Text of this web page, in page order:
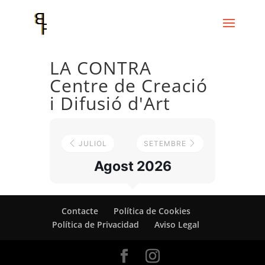
LA CONTRA
Centre de Creació
i Difusió d'Art
JULIOL
Agost 2026
SETEMBRE
Contacte
Política de Cookies
Política de Privacidad
Aviso Legal